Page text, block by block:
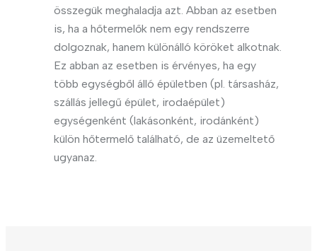
összegük meghaladja azt. Abban az esetben
is, ha a hőtermelők nem egy rendszerre
dolgoznak, hanem különálló köröket alkotnak.
Ez abban az esetben is érvényes, ha egy
több egységből álló épületben (pl. társasház,
szállás jellegű épület, irodaépület)
egységenként (lakásonként, irodánként)
külön hőtermelő található, de az üzemeltető
ugyanaz.